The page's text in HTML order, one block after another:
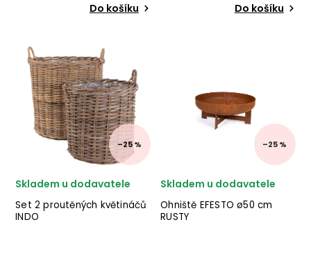
Do košíku
stylového
nábytku BIZZOTTO ze
směsi skleněného vlákna a
jílu ve světlé barvě.
✅ krásný nábytek ✅ kvalitní
materiály ...
Do košíku
jílu v hnědé barvě. ✅ krásný
nábytek ✅ kvalitní materiály
✅ ...
–25 %
Set 2 proutěných květináčů
INDO
Skladem u dodavatele
–25 %
Ohniště EFESTO ø50 cm
RUSTY
Skladem u dodavatele